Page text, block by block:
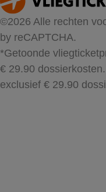
©2026 Alle rechten
by reCAPTCHA.
*Getoonde
€ 29.90 dossierkosten.
exclusief € 29.90